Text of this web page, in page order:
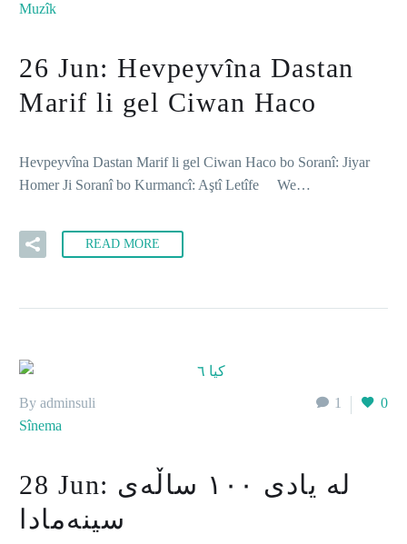
Muzîk
26 Jun: Hevpeyvîna Dastan
Marif li gel Ciwan Haco
Hevpeyvîna Dastan Marif li gel Ciwan Haco bo Soranî: Jiyar
Homer Ji Soranî bo Kurmancî: Aştî Letîfe We…
READ MORE
1 0
By adminsuli
Sînema
28 Jun: لە یادی ١٠٠ ساڵەی
سینەمادا